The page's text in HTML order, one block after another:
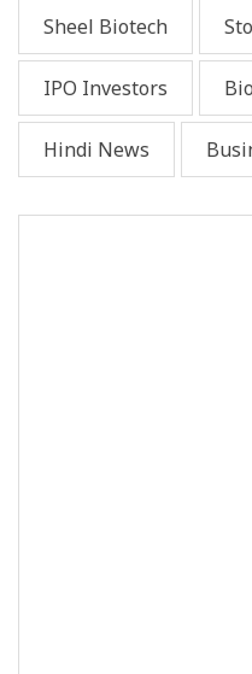
Sheel Biotech
IPO Investors
Hindi News